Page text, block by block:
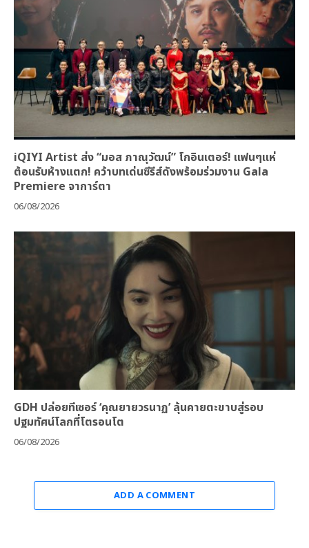
iQIYI Artist ส่ง “มอส ภาณุวัฒน์” โกอินเตอร์! แฟนๆแห่
ต้อนรับห้างแตก! คว้าบทเด่นซีรีส์ดังพร้อมร่วมงาน Gala
Premiere จาการ์ตา
06/08/2026
GDH ปล่อยทีเซอร์ ‘คุณยายวรนาฏ’ ลุ้นคายตะขาบสู่รอบ
ปฐมทัศน์โลกที่โตรอนโต
06/08/2026
ADD A COMMENT